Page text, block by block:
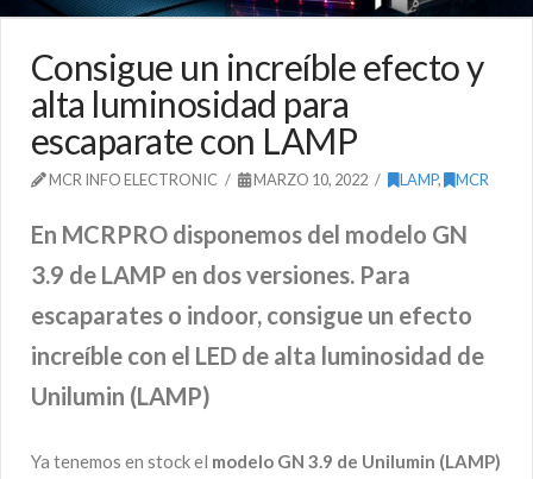
Consigue un increíble efecto y
alta luminosidad para
escaparate con LAMP
MCR INFO ELECTRONIC MARZO 10, 2022 LAMP, MCR
En MCRPRO disponemos del modelo GN
3.9 de LAMP en dos versiones. Para
escaparates o indoor, consigue un efecto
increíble con el LED de alta luminosidad de
Unilumin (LAMP)
Ya tenemos en stock el modelo GN 3.9 de Unilumin (LAMP)